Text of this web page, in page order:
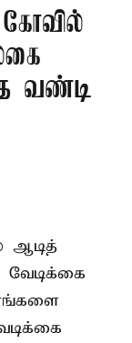
வண்டி
ஆடித்
வேடிக்கை